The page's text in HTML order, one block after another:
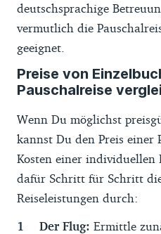
deutschsprachige
vermutlich die
geeignet.
Preise von
Pauschalreise
Wenn Du möglichst
kannst Du den Preis einer
Kosten einer individuellen
dafür Schritt für Schritt
Reiseleistungen durch:
Der Flug: Ermittle